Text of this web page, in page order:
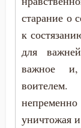
Печаль
Печаль по
Плоть
Нил Сорский
Паисий
Петр
Пимен
старание о
к
для
важное и,
уничтожая